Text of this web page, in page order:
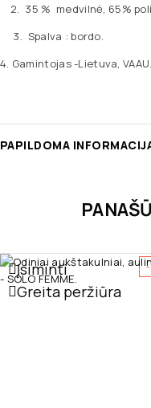
2. 35 % medvilnė, 65%
3. Spalva : bordo.
4. Gamintojas -Lietuva, VAAU.
PAPILDOMA
Įsiminti
Greita peržiūra